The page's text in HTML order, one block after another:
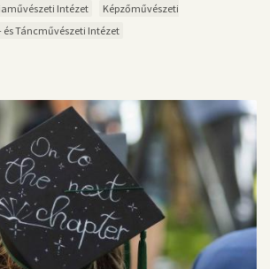
Intézet
Képzőművészeti
és Táncművészeti Intézet